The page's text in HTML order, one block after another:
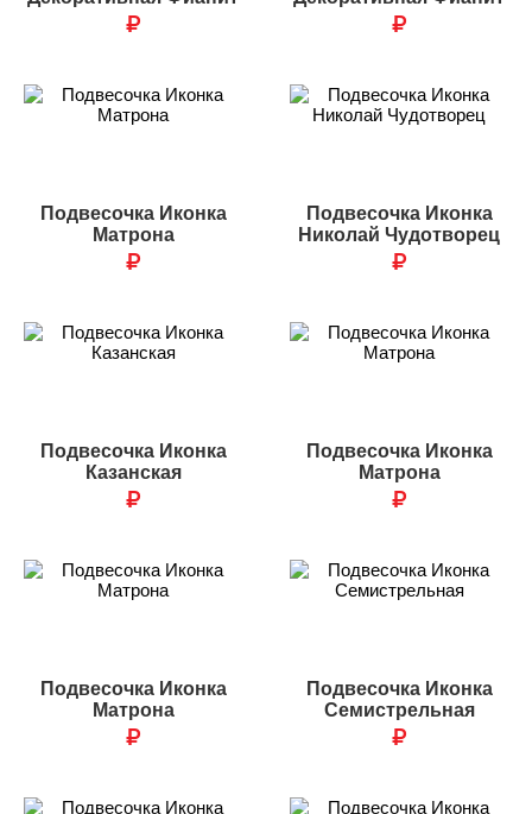
₽ ₽
Подвесочка Иконка
Матрона
₽
Подвесочка Иконка
Николай Чудотворец
₽
Подвесочка Иконка
Казанская
₽
Подвесочка Иконка
Матрона
₽
Подвесочка Иконка
Матрона
₽
Подвесочка Иконка
Семистрельная
₽